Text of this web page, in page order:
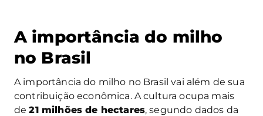
A importância do milho
no Brasil
A importância do milho no Brasil vai além de sua
contribuição econômica. A cultura ocupa mais
de21 milhões de hectares, segundo dados da